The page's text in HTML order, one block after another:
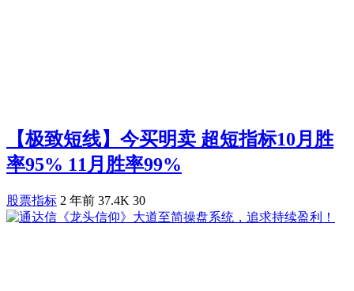
【极致短线】今买明卖 超短指标10月胜
率95% 11月胜率99%
股票指标 2 年前 37.4K 30